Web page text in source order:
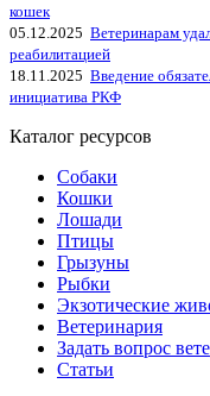
кошек
05.12.2025 Ветеринарам
реабилитацией
18.11.2025 Введение
инициатива РКФ
Каталог ресурсов
Собаки
Кошки
Лошади
Птицы
Грызуны
Рыбки
Экзотические
Ветеринария
Задать вопрос
Статьи